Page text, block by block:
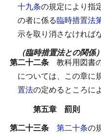
十九条の規定により指
の者に係る臨時措置法
示を取り消さなければ
（臨時措置法との関係）
第二十二条 教科用図書
については、この章に
置法の定めるところに
第五章 罰則
第二十三条 第二十条の